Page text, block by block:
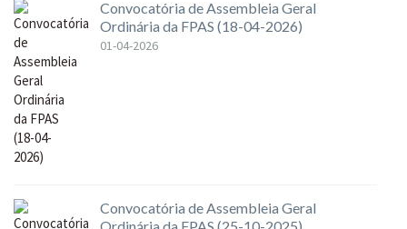
Convocatória de Assembleia Geral
Ordinária da FPAS (18-04-2026)
01-04-2026
Convocatória de Assembleia Geral